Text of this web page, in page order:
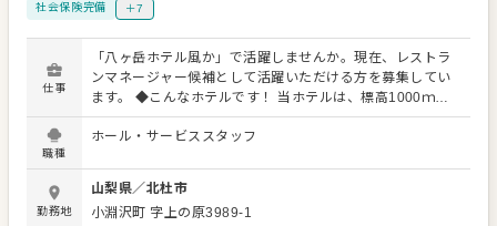
社会保険完備
＋7
仕事
「八ヶ岳ホテル風か」で活躍しませんか。現在、レストラ
ンマネージャー候補として活躍いただける方を募集してい
ます。 ◆こんなホテルです！ 当ホテルは、標高1000ｍの
天空リゾート、自然豊かな八ヶ岳にあるホテルです。ご滞
在は基本オールインクルーシブで自由で快適なステイをお
や予約確認、お料理の配膳・説明、下膳、衛生管理、在庫
管理の補助など、レストランサービス全般をお任せしま
す。 ◆確かな基盤で将来的に安定した人生を 運営を担うの
職種
ホール・サービススタッフ
勤務地
山梨県／北杜市
小淵沢町 字上の原3989-1